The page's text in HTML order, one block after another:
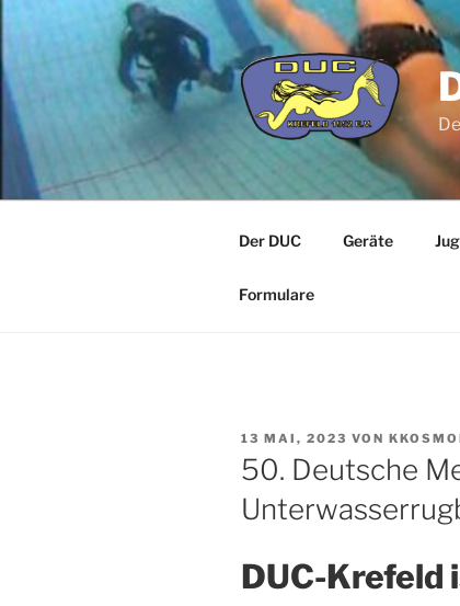
springen
Der DUC Geräte
Formulare
VERÖFFENTLICHT
AM
13 MAI, 2023 VON
50. Deutsche
DUC-Krefeld